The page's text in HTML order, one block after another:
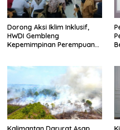
Dorong Aksi Iklim Inklusif,
HWDI Gembleng
Kepemimpinan Perempuan